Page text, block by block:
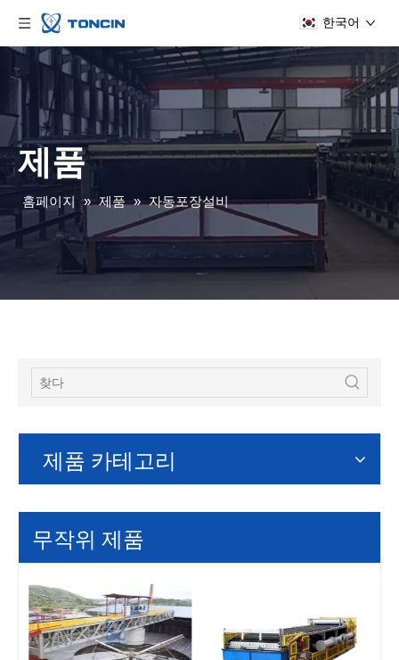
한국어
제품
홈페이지 » 제품 » 자동포장설비
제품 카테고리
무작위 제품